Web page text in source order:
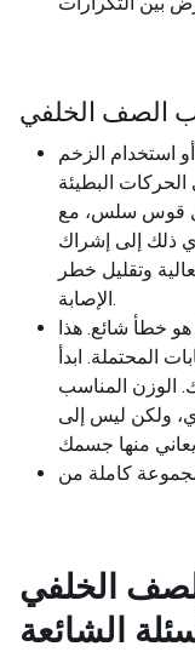
استخدام الزخم
الحركات البطيئة
قوس سلس، مع
ذلك إلى إشراك
وتقليل خطر
الإصابة.
هو خطأ شائع. هذا
المحتملة. ابدأ
الوزن المناسب
ولكن ليس إلى
كاملة من
الشائعة